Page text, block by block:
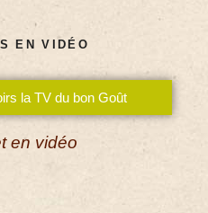
EN VIDÉO
la TV du bon Goût
en vidéo